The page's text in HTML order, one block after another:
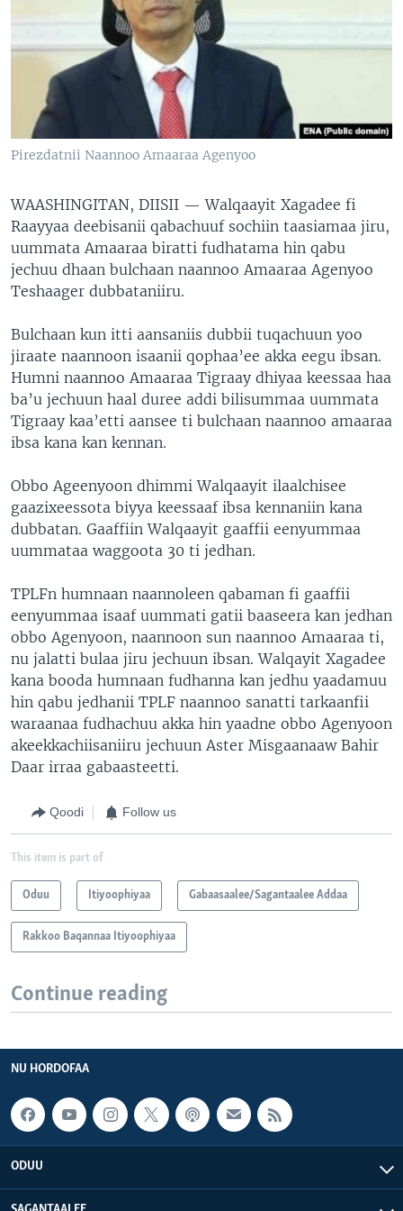
Pirezdatnii Naannoo Amaaraa Agenyoo
WAASHINGITAN, DIISII —Walqaayit Xagadee fi
Raayyaa deebisanii qabachuuf sochiin taasiamaa jiru,
uummata Amaaraa biratti fudhatama hin qabu
jechuu dhaan bulchaan naannoo Amaaraa Agenyoo
Teshaager dubbataniiru.
Bulchaan kun itti aansaniis dubbii tuqachuun yoo
jiraate naannoon isaanii qophaa’ee akka eegu ibsan.
Humni naannoo Amaaraa Tigraay dhiyaa keessaa haa
ba’u jechuun haal duree addi bilisummaa uummata
Tigraay kaa’etti aansee ti bulchaan naannoo amaaraa
ibsa kana kan kennan.
Obbo Ageenyoon dhimmi Walqaayit ilaalchisee
gaazixeessota biyya keessaaf ibsa kennaniin kana
dubbatan. Gaaffiin Walqaayit gaaffii eenyummaa
uummataa waggoota 30 ti jedhan.
TPLFn humnaan naannoleen qabaman fi gaaffii
eenyummaa isaaf uummati gatii baaseera kan jedhan
obbo Agenyoon, naannoon sun naannoo Amaaraa ti,
nu jalatti bulaa jiru jechuun ibsan. Walqayit Xagadee
kana booda humnaan fudhanna kan jedhu yaadamuu
hin qabu jedhanii TPLF naannoo sanatti tarkaanfii
waraanaa fudhachuu akka hin yaadne obbo Agenyoon
akeekkachiisaniiru jechuun Aster Misgaanaaw Bahir
Daar irraa gabaasteetti.
Qoodi Follow us
This item is part of
Oduu Itiyoophiyaa Gabaasaalee/Sagantaalee Addaa
Rakkoo Baqannaa Itiyoophiyaa
Continue reading
NU HORDOFAA
ODUU